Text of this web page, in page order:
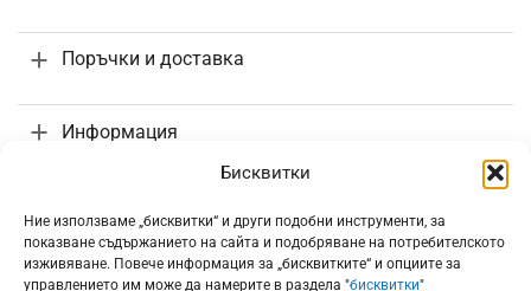
Бисквитки
Ние използваме „бисквитки“ и други подобни инструменти, за
показване съдържанието на сайта и подобряване на потребителското
изживяване. Повече информация за „бисквитките“ и опциите за
управлението им може да намерите в раздела "бисквитки"
Поръчки и доставка
Информация
Всички цени са с включено 20% ДДС